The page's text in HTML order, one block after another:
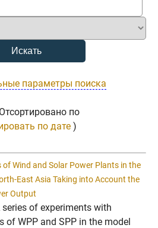
параметры поиска
по
по дате )
Wind and Solar Power Plants in the
East Asia Taking into Account the
Output
of experiments with
of WPP and SPP in the model